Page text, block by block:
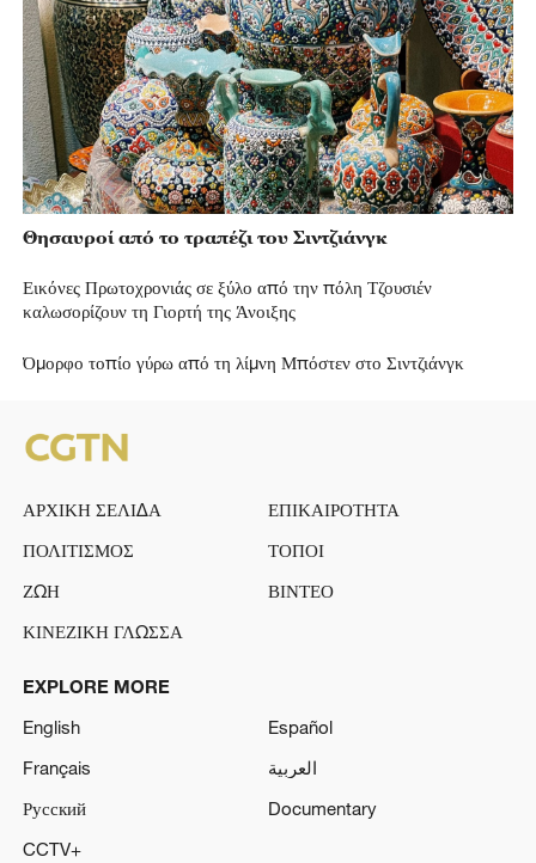
Θησαυροί από το τραπέζι του Σιντζιάνγκ
Εικόνες Πρωτοχρονιάς σε ξύλο από την πόλη Τζουσιέν
καλωσορίζουν τη Γιορτή της Άνοιξης
Όμορφο τοπίο γύρω από τη λίμνη Μπόστεν στο Σιντζιάνγκ
ΑΡΧΙΚΗ ΣΕΛΙΔΑ
ΕΠΙΚΑΙΡΟΤΗΤΑ
ΠΟΛΙΤΙΣΜΟΣ
ΤΟΠΟΙ
ΖΩΗ
ΒΙΝΤΕΟ
ΚΙΝΕΖΙΚΗ ΓΛΩΣΣΑ
EXPLORE MORE
English
Español
Français
العربية
Русский
Documentary
CCTV+